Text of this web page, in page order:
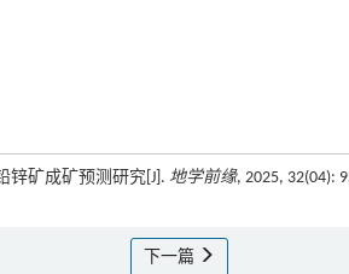
锌矿成矿预测研究[J]. 地学前缘, 2025, 32(04):
下一篇